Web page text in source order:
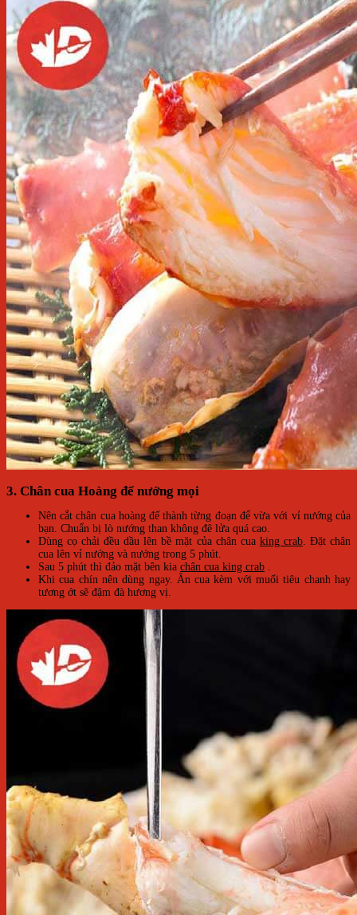
3. Chân cua Hoàng đế nướng mọi
Nên cắt chân cua hoàng đế thành từng đoạn để vừa với vỉ nướng của
bạn. Chuẩn bị lò nướng than không đê lửa quá cao.
Dùng cọ chải đều dầu lên bề mặt của chân cua king crab. Đặt chân
cua lên vỉ nướng và nướng trong 5 phút.
Sau 5 phút thì đảo mặt bên kia chân cua king crab .
Khi cua chín nên dùng ngay. Ăn cua kèm với muối tiêu chanh hay
tương ớt sẽ đậm đà hương vị.